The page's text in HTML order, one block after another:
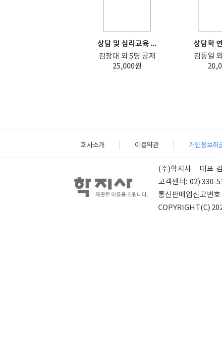
상담 및 심리교육 ...
김창대 외 5명 공저
25,000원
상담학
김동일
회사소개 이용약관 개인정보취
(주)학지사 대표
고객센터: 02) 330-
통신판매업신고번호
COPYRIGHT(C)